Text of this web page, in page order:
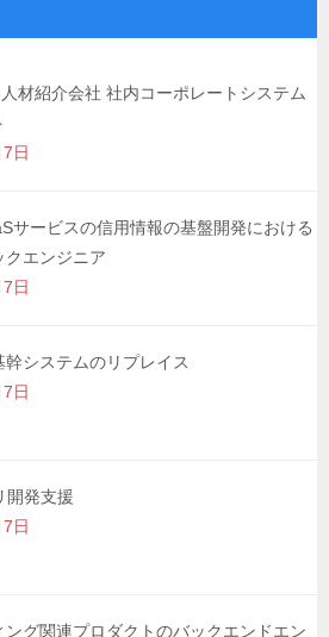
材紹介会社 社内コーポレートシステム
日
サービスの信用情報の基盤開発における
クエンジニア
日
幹システムのリプレイス
日
開発支援
日
ング関連プロダクトのバックエンドエン